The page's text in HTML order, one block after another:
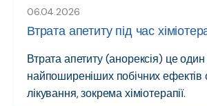
06.04.2026
Втрата апетиту під час
Втрата апетиту (анорексія) це один
найпоширеніших побічних ефектів
лікування, зокрема хіміотерапії.